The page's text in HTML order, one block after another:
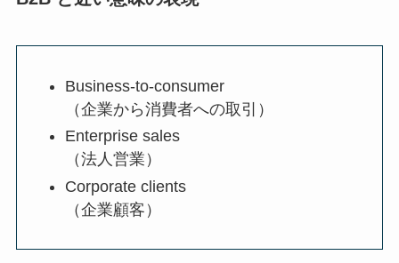
Business-to-consumer
（企業から消費者への取引）
Enterprise sales
（法人営業）
Corporate clients
（企業顧客）